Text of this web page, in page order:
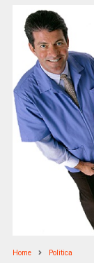
Home Politica